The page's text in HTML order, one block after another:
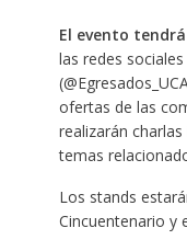
El evento
las redes
ofertas de las
realizarán
temas
Los stands
Cincuentenario y